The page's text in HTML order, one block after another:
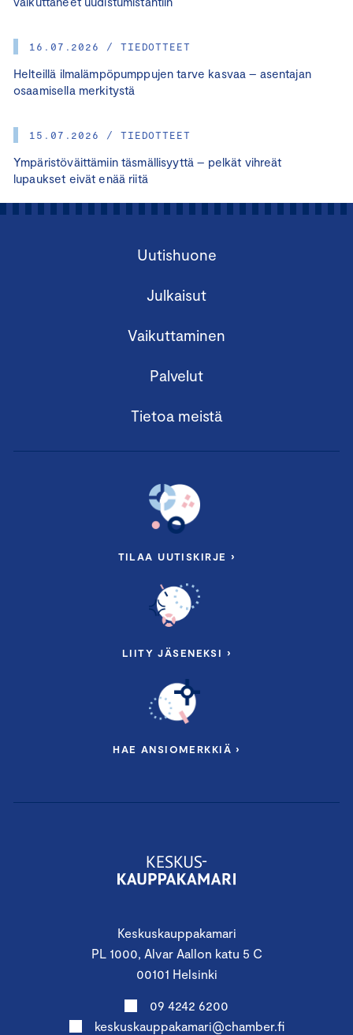
16.07.2026 / TIEDOTTEET
Helteillä ilmalämpöpumppujen tarve kasvaa – asentajan
osaamisella merkitystä
15.07.2026 / TIEDOTTEET
Ympäristöväittämiin täsmällisyyttä – pelkät vihreät
lupaukset eivät enää riitä
Keskuskauppakamari
PL 1000, Alvar Aallon katu 5 C
00101 Helsinki
09 4242 6200
keskuskauppakamari@chamber.fi
Uutishuone
Julkaisut
Vaikuttaminen
Palvelut
Tietoa meistä
TILAA UUTISKIRJE ›
LIITY JÄSENEKSI ›
HAE ANSIOMERKKIÄ ›